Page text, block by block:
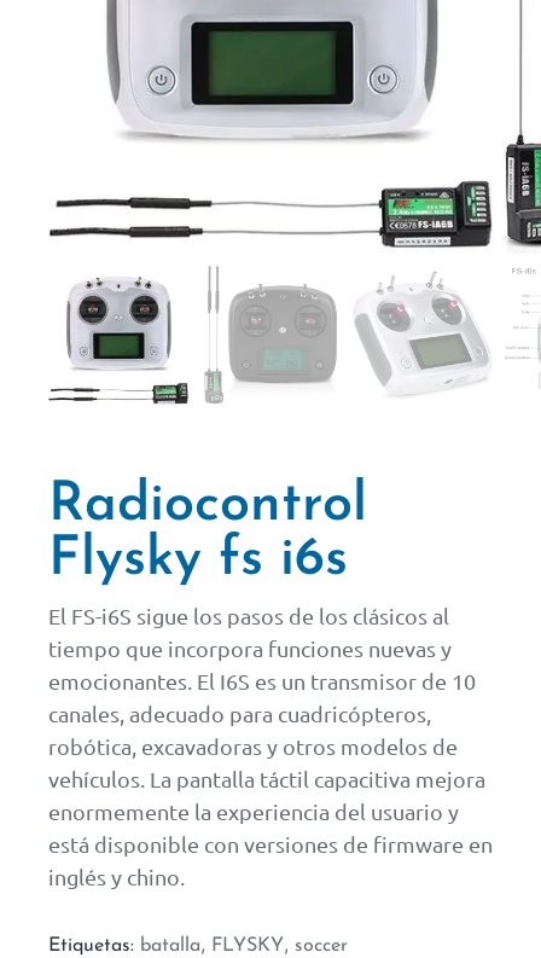
Radiocontrol
Flysky fs i6s
El FS-i6S sigue los pasos de los clásicos al
tiempo que incorpora funciones nuevas y
emocionantes. El I6S es un transmisor de 10
canales, adecuado para cuadricópteros,
robótica, excavadoras y otros modelos de
vehículos. La pantalla táctil capacitiva mejora
enormemente la experiencia del usuario y
está disponible con versiones de firmware en
inglés y chino.
Etiquetas: batalla, FLYSKY, soccer